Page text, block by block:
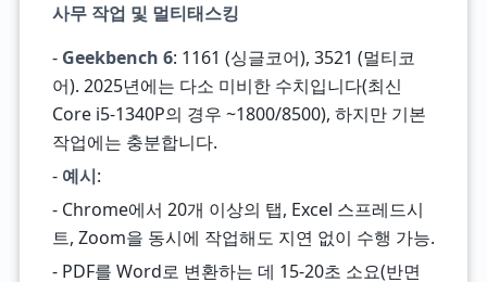
사무 작업 및 멀티태스킹
- Geekbench 6: 1161 (싱글코어), 3521 (멀티코
어). 2025년에는 다소 미비한 수치입니다(최신
Core i5-1340P의 경우 ~1800/8500), 하지만 기본
작업에는 충분합니다.
- 예시:
- Chrome에서 20개 이상의 탭, Excel 스프레드시
트, Zoom을 동시에 작업해도 지연 없이 수행 가능.
- PDF를 Word로 변환하는 데 15-20초 소요(반면